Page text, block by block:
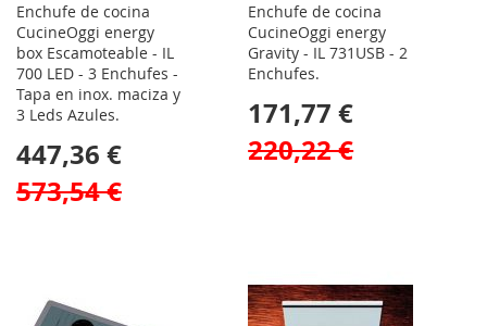
Enchufe de cocina
CucineOggi energy
box Escamoteable - IL
700 LED - 3 Enchufes -
Tapa en inox. maciza y
3 Leds Azules.
447,36 €
573,54 €
Enchufe de cocina
CucineOggi energy
Gravity - IL 731USB - 2
Enchufes.
171,77 €
220,22 €